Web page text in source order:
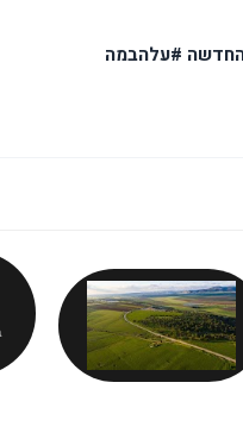
#עלהבמה